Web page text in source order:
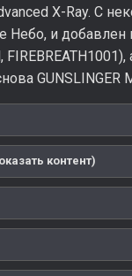
X-Ray. С
Небо, и
GUNSLINGER
контент)